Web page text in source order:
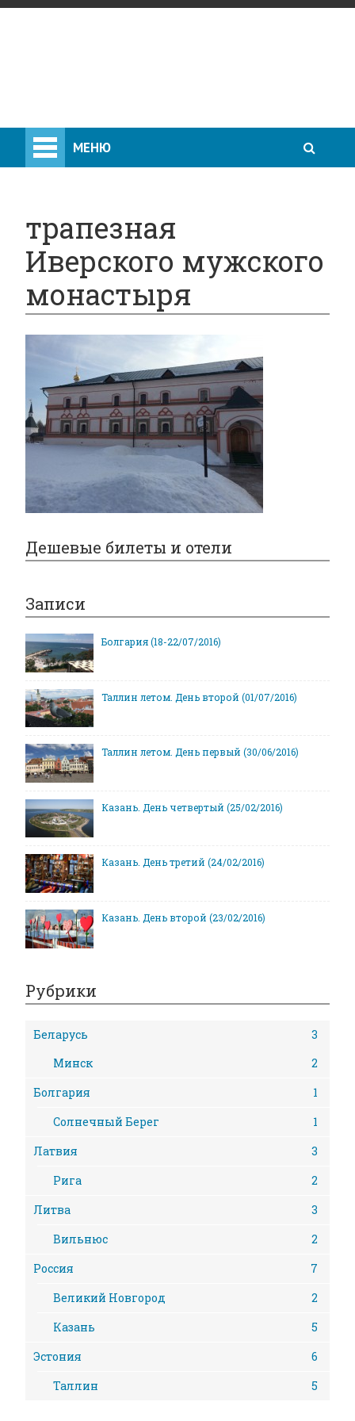
МЕНЮ
трапезная
Иверского мужского
монастыря
Дешевые билеты и отели
Записи
Болгария (18-22/07/2016)
Таллин летом. День второй (01/07/2016)
Таллин летом. День первый (30/06/2016)
Казань. День четвертый (25/02/2016)
Казань. День третий (24/02/2016)
Казань. День второй (23/02/2016)
Рубрики
Беларусь
3
Минск
2
Болгария
1
Солнечный Берег
1
Латвия
3
Рига
2
Литва
3
Вильнюс
2
Россия
7
Великий Новгород
2
Казань
5
Эстония
6
Таллин
5